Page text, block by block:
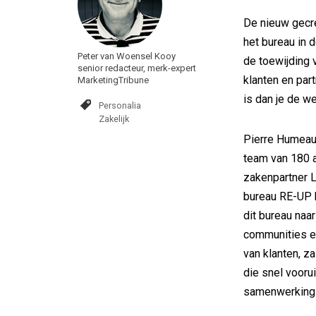
Peter van Woensel Kooy
senior redacteur, merk-expert
MarketingTribune
Personalia
Zakelijk
De nieuw
het bureau in
de toewijding
klanten en
is dan je de
Pierre
team van 180
zakenpartner
bureau RE-
dit bureau
communities
van klanten,
die snel